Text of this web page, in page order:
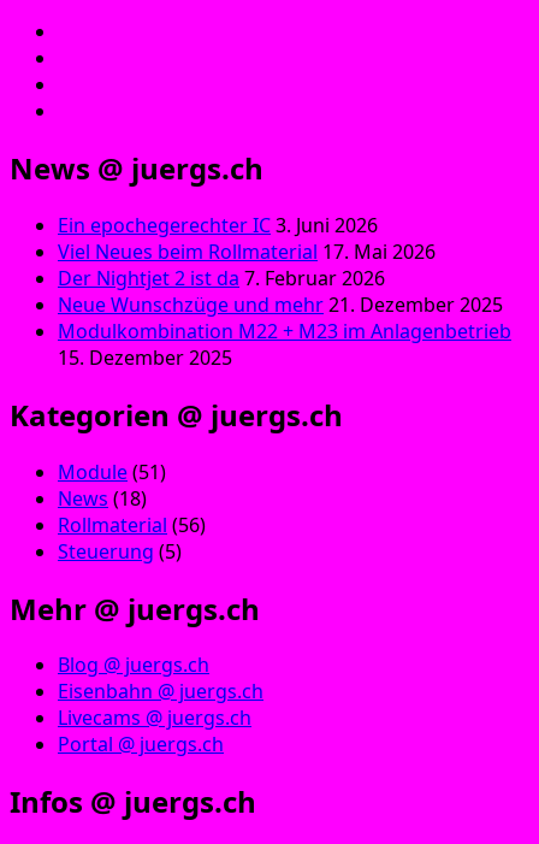
News @ juergs.ch
Ein epochegerechter IC3. Juni 2026
Viel Neues beim Rollmaterial 17. Mai 2026
Der Nightjet 2 ist da 7. Februar 2026
Neue Wunschzüge und mehr21. Dezember 2025
Modulkombination M22 + M23 im Anlagenbetrieb
15. Dezember 2025
Kategorien @ juergs.ch
Module(51)
News (18)
Rollmaterial (56)
Steuerung (5)
Mehr @ juergs.ch
Blog @ juergs.ch
Eisenbahn @ juergs.ch
Livecams @ juergs.ch
Portal @ juergs.ch
Infos @ juergs.ch